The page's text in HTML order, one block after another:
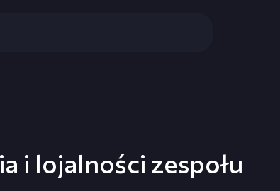
i lojalności zespołu